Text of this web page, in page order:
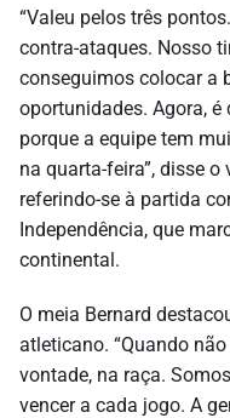
“Valeu pelos três
contra-ataques. Nosso
conseguimos colocar a
oportunidades. Agora,
porque a equipe tem
na quarta-feira”, disse
referindo-se à partida
Independência, que
continental.
O meia Bernard
atleticano. “Quando
vontade, na raça.
vencer a cada jogo. A